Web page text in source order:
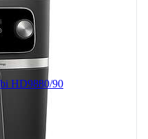
HD9880/90